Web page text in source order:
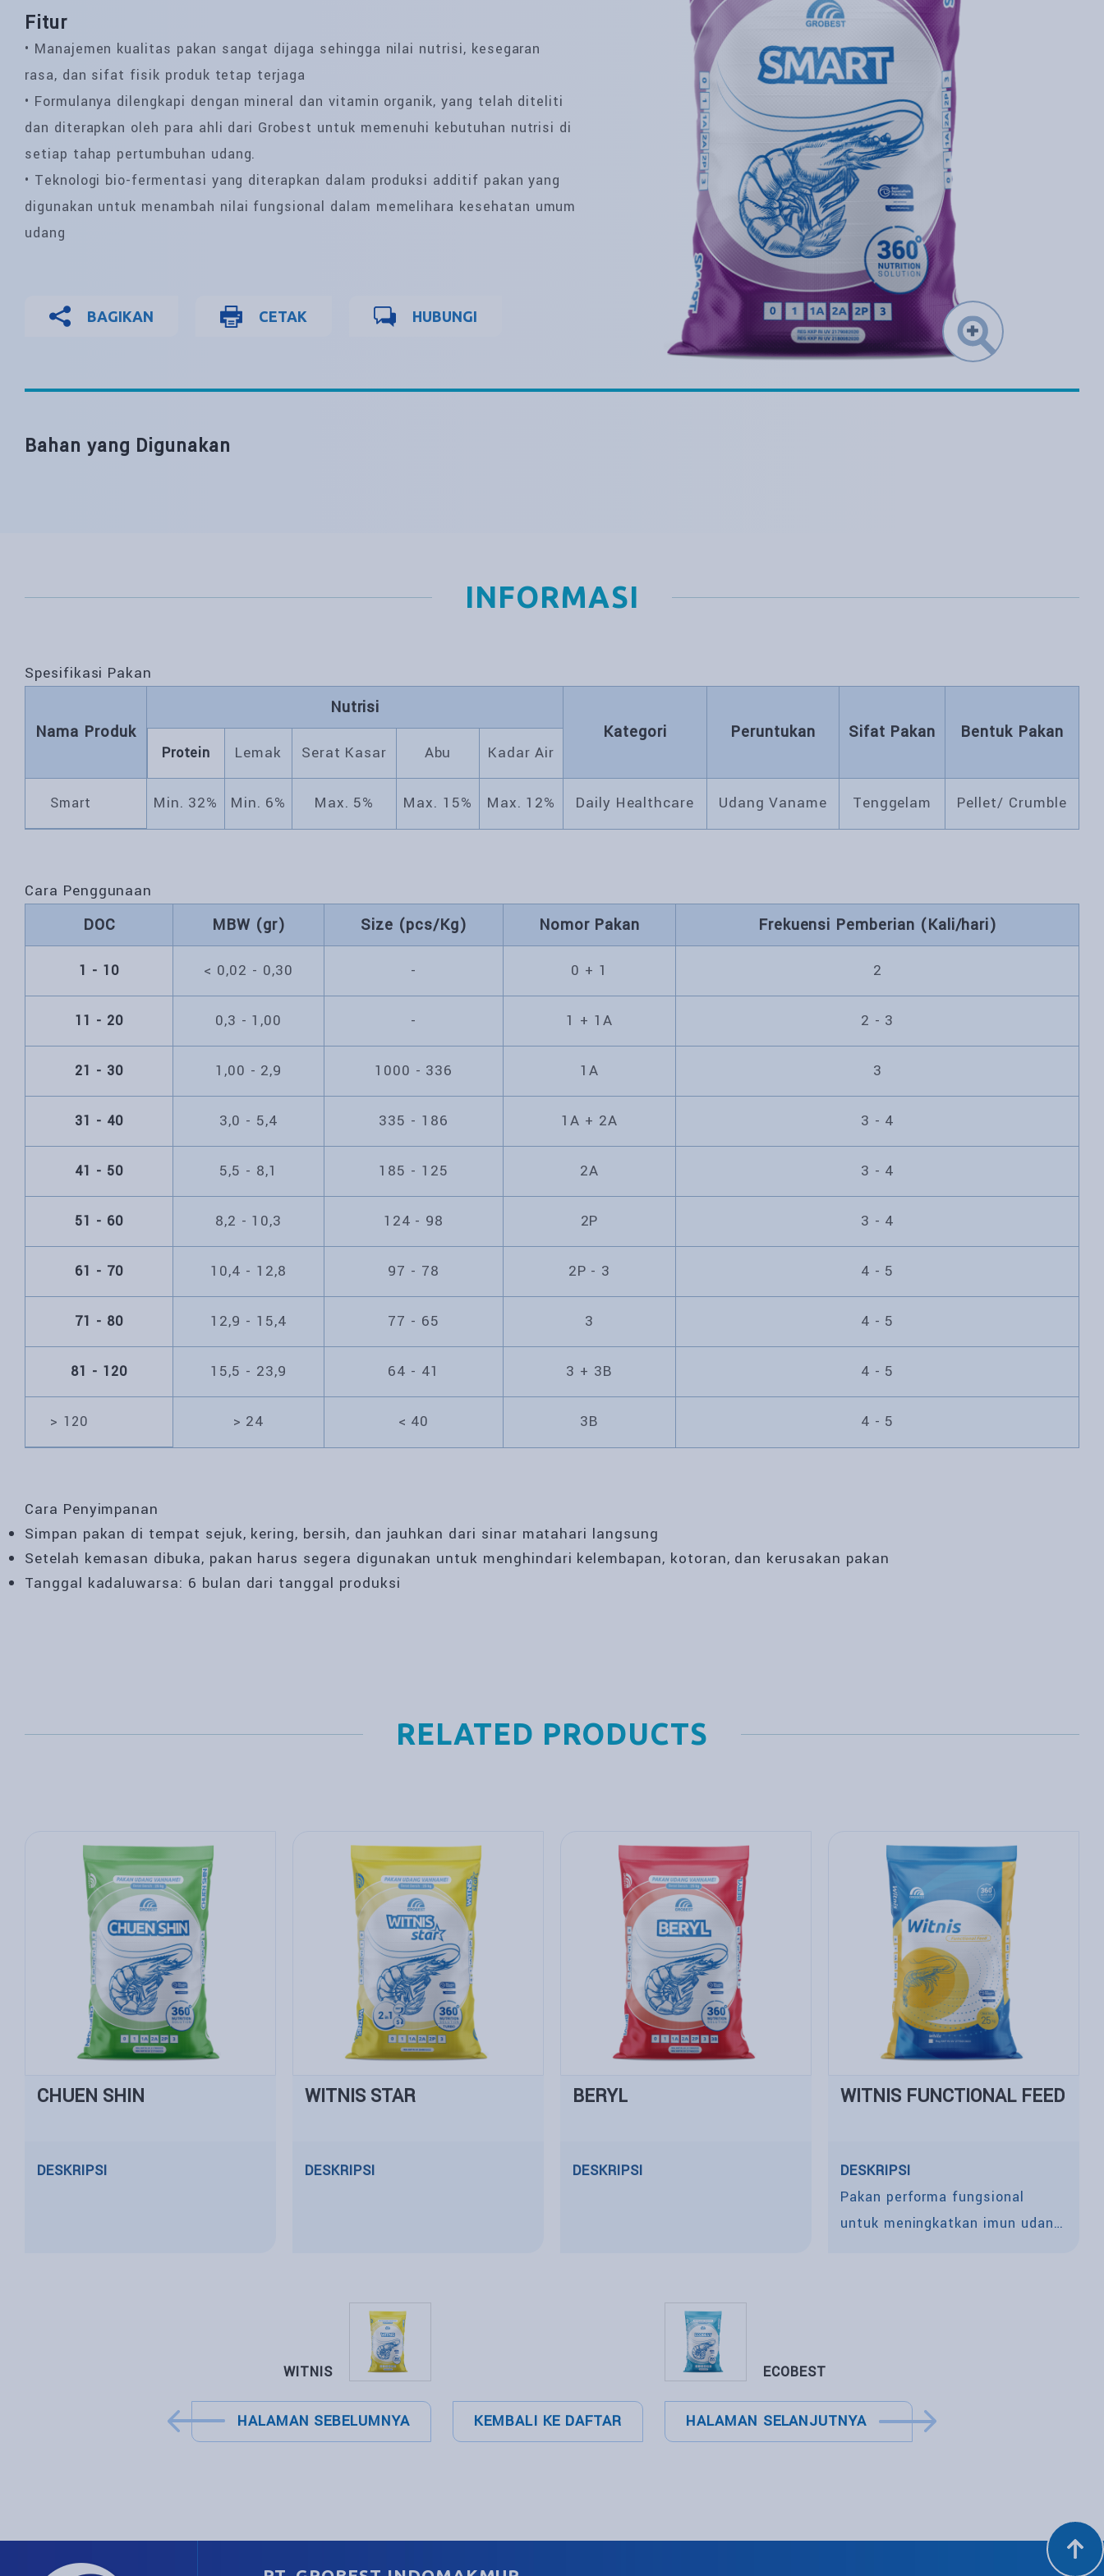
Fitur
• Manajemen kualitas pakan sangat dijaga sehingga nilai nutrisi, kesegaran
rasa, dan sifat fisik produk tetap terjaga
• Formulanya dilengkapi dengan mineral dan vitamin organik, yang telah diteliti
dan diterapkan oleh para ahli dari Grobest untuk memenuhi kebutuhan nutrisi di
setiap tahap pertumbuhan udang.
• Teknologi bio-fermentasi yang diterapkan dalam produksi additif pakan yang
digunakan untuk menambah nilai fungsional dalam memelihara kesehatan umum
udang
BAGIKAN CETAK HUBUNGI
Bahan yang Digunakan
INFORMASI
Spesifikasi Pakan
Nama Produk
Nutrisi
Kategori
Peruntukan Sifat Pakan Bentuk Pakan
Protein Lemak Serat Kasar Abu Kadar Air
Smart Min. 32% Min. 6% Max. 5% Max. 15% Max. 12% Daily Healthcare Udang Vaname Tenggelam Pellet/ Crumble
Cara Penggunaan
DOC MBW (gr) Size (pcs/Kg) Nomor Pakan Frekuensi Pemberian (Kali/hari)
1 - 10 < 0,02 - 0,30 - 0 + 1 2
11 - 20 0,3 - 1,00 - 1 + 1A 2 - 3
21 - 30 1,00 - 2,9 1000 - 336 1A 3
31 - 40 3,0 - 5,4 335 - 186 1A + 2A 3 - 4
41 - 50 5,5 - 8,1 185 - 125 2A 3 - 4
51 - 60 8,2 - 10,3 124 - 98 2P 3 - 4
61 - 70 10,4 - 12,8 97 - 78 2P - 3 4 - 5
71 - 80 12,9 - 15,4 77 - 65 3 4 - 5
81 - 120 15,5 - 23,9 64 - 41 3 + 3B 4 - 5
> 120 > 24 < 40 3B 4 - 5
Cara Penyimpanan
Simpan pakan di tempat sejuk, kering, bersih, dan jauhkan dari sinar matahari langsung
Setelah kemasan dibuka, pakan harus segera digunakan untuk menghindari kelembapan, kotoran, dan kerusakan pakan
Tanggal kadaluwarsa: 6 bulan dari tanggal produksi
RELATED PRODUCTS
CHUEN SHIN
DESKRIPSI
WITNIS STAR
DESKRIPSI
BERYL
DESKRIPSI
WITNIS FUNCTIONAL FEED
DESKRIPSI
Pakan performa fungsional
untuk meningkatkan imun udang
WITNIS
HALAMAN SEBELUMNYA KEMBALI KE DAFTAR
ECOBEST
HALAMAN SELANJUTNYA